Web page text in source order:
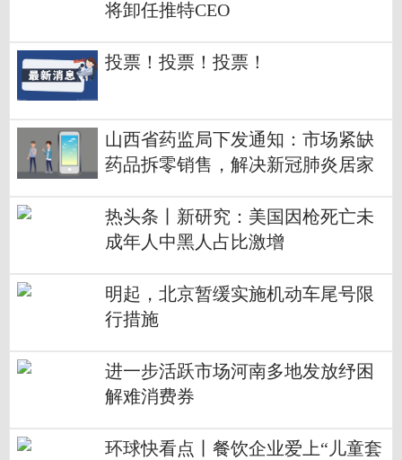
将卸任推特CEO
投票！投票！投票！
山西省药监局下发通知：市场紧缺
药品拆零销售，解决新冠肺炎居家
热头条丨新研究：美国因枪死亡未
成年人中黑人占比激增
明起，北京暂缓实施机动车尾号限
行措施
进一步活跃市场河南多地发放纾困
解难消费券
环球快看点丨餐饮企业爱上“儿童套